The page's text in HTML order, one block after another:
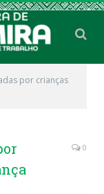
por crianças
0